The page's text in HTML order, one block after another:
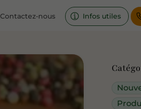
Contactez-nous Infos utiles